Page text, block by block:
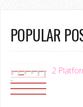
POPULAR
2